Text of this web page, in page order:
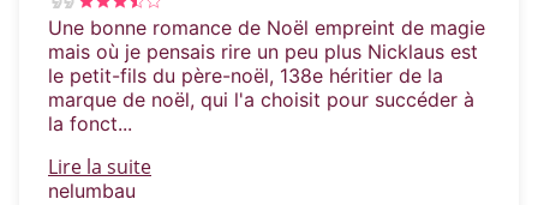
Une bonne romance de Noël empreint de magie
mais où je pensais rire un peu plus Nicklaus est
le petit-fils du père-noël, 138e héritier de la
marque de noël, qui l'a choisit pour succéder à
la fonct...
Lire la suite
nelumbau